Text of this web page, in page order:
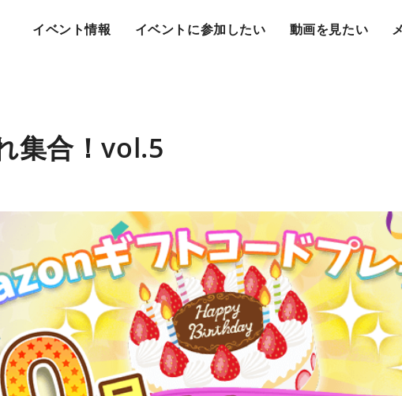
イベント情報 イベントに参加したい 動画を見たい
集合！vol.5